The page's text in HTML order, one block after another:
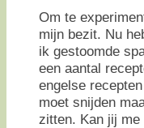
Om te
mijn bezit. Nu
ik gestoomde
een aantal
engelse
moet snijden
zitten. Kan jij me